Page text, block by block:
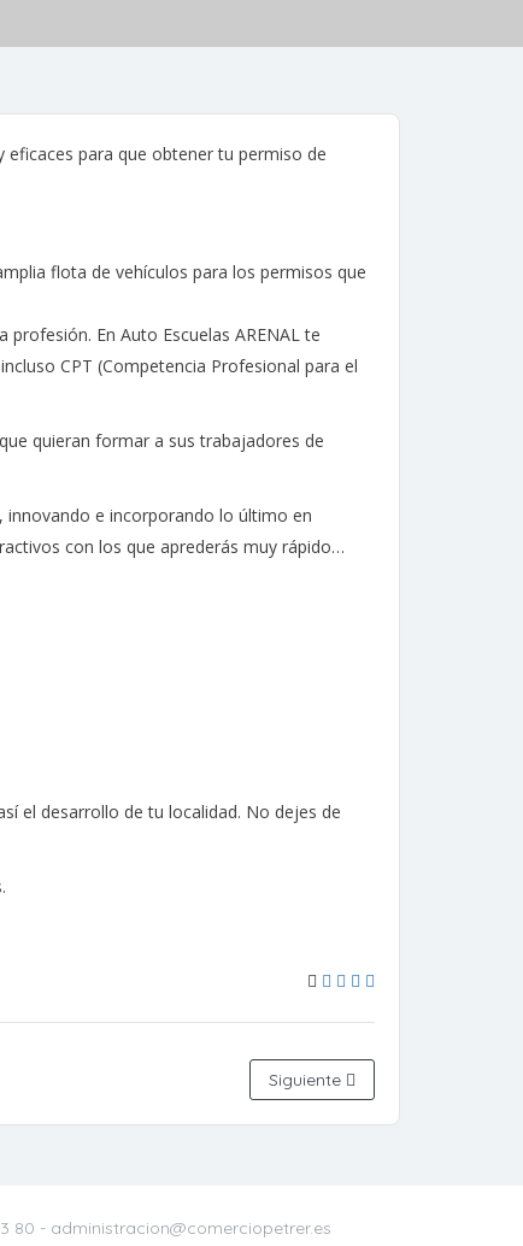
eficaces para que obtener tu permiso de
flota de vehículos para los permisos que
En Auto Escuelas ARENAL te
CPT (Competencia Profesional para el
quieran formar a sus trabajadores de
innovando e incorporando lo último en
con los que aprederás muy rápido…
el desarrollo de tu localidad. No dejes de
Siguiente
80 - administracion@comerciopetrer.es